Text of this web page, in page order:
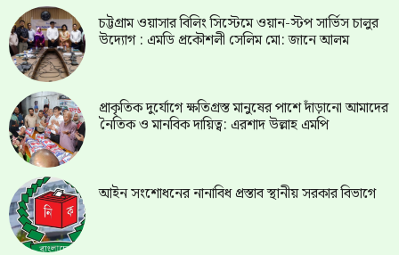
চট্টগ্রাম ওয়াসার বিলিং সিস্টেমে ওয়ান-স্টপ সার্ভিস চালুর
উদ্যোগ : এমডি প্রকৌশলী সেলিম মো: জানে আলম
প্রাকৃতিক দুর্যোগে ক্ষতিগ্রস্ত মানুষের পাশে দাঁড়ানো আমাদের
নৈতিক ও মানবিক দায়িত্ব: এরশাদ উল্লাহ এমপি
আইন সংশোধনের নানাবিধ প্রস্তাব স্থানীয় সরকার বিভাগে